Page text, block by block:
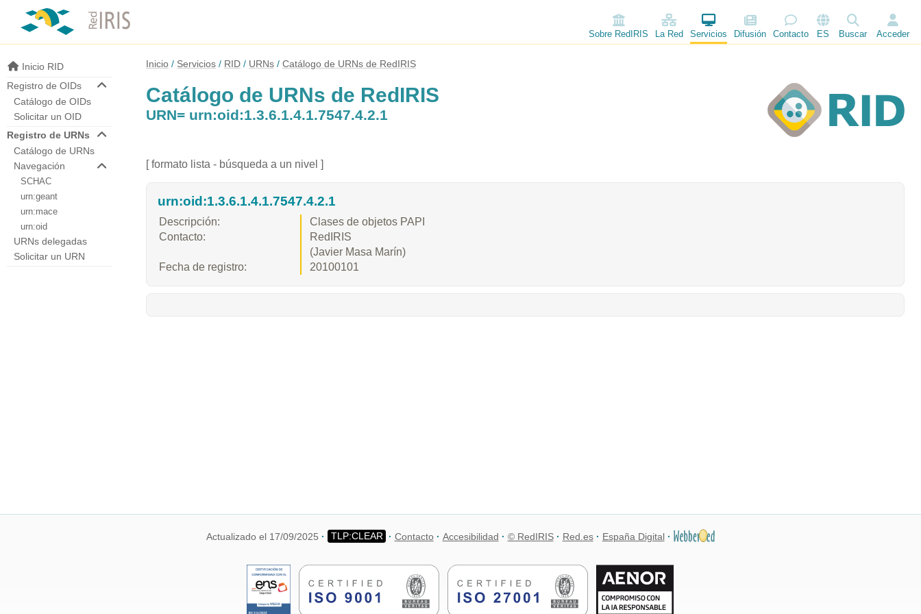
Sobre RedIRIS La Red Servicios Difusión Contacto ES Buscar Acceder
Inicio RID
Registro de OIDs
Catálogo de OIDs
Solicitar un OID
Registro de URNs
Catálogo de URNs
Navegación
SCHAC
urn:geant
urn:mace
urn:oid
URNs delegadas
Solicitar un URN
Inicio Servicios RID URNs Catálogo de URNs de RedIRIS
Catálogo de URNs de RedIRIS
URN= urn:oid:1.3.6.1.4.1.7547.4.2.1
[ formato lista - búsqueda a un nivel ]
urn:oid:1.3.6.1.4.1.7547.4.2.1
Descripción:
Clases de objetos PAPI
Contacto:
RedIRIS
(Javier Masa Marín)
Fecha de registro:
20100101
Actualizado el 17/09/2025 Contacto Accesibilidad © RedIRIS Red.es España Digital